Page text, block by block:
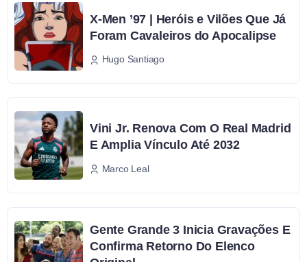
X-Men ’97 | Heróis e Vilões Que Já
Foram Cavaleiros do Apocalipse
Hugo Santiago
Vini Jr. Renova Com O Real Madrid
E Amplia Vínculo Até 2032
Marco Leal
Gente Grande 3 Inicia Gravações E
Confirma Retorno Do Elenco